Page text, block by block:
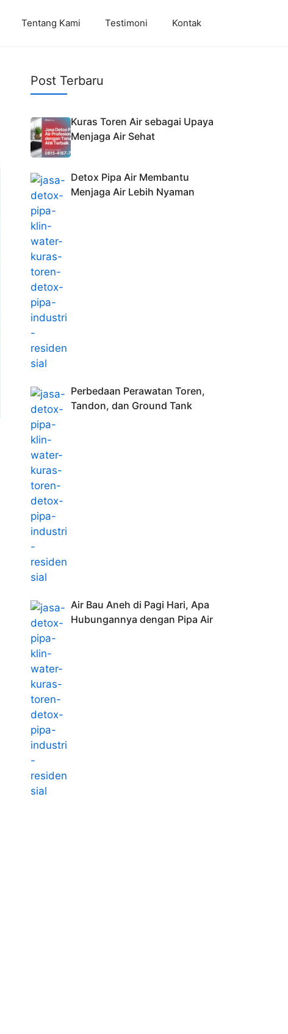
Tentang Kami Testimoni Kontak
Post Terbaru
Kuras Toren Air sebagai Upaya
Menjaga Air Sehat
Detox Pipa Air Membantu
Menjaga Air Lebih Nyaman
Perbedaan Perawatan Toren,
Tandon, dan Ground Tank
Air Bau Aneh di Pagi Hari, Apa
Hubungannya dengan Pipa Air